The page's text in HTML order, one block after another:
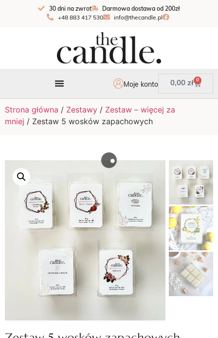
30 dni na zwrot
Darmowa dostawa od 200zł
+48 883 417 530
info@thecandle.pl
Moje konto 0,00 zł 0
Strona główna / Zestawy / Zestaw – więcej za
mniej / Zestaw 5 wosków zapachowych